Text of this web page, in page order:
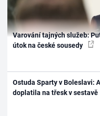
Varování tajných služeb:
útok na české sousedy
Ostuda Sparty v Boleslavi:
doplatila na třesk v sestavě